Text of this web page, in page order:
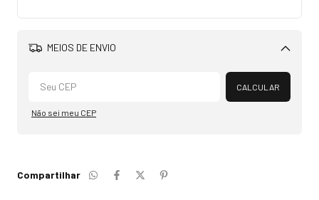
MEIOS DE ENVIO
Alterar CEP
CALCULAR
Não sei meu CEP
Compartilhar